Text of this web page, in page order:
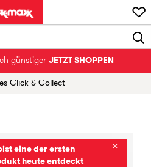
günstiger JETZT SHOPPEN
Click & Collect
eine der ersten
heute entdeckt
✕